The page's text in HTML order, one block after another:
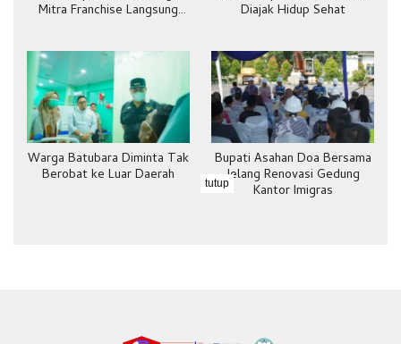
Mitra Franchise Langsung Diajak Hidup Sehat
Warga Batubara Diminta Tak
Berobat ke Luar Daerah
Bupati Asahan Doa Bersama
Jelang Renovasi Gedung
Kantor Imigras
tutup